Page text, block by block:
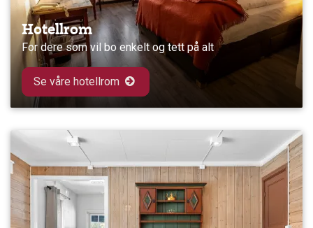
Hotellrom
For dere som vil bo enkelt og tett på alt
Se våre hotellrom